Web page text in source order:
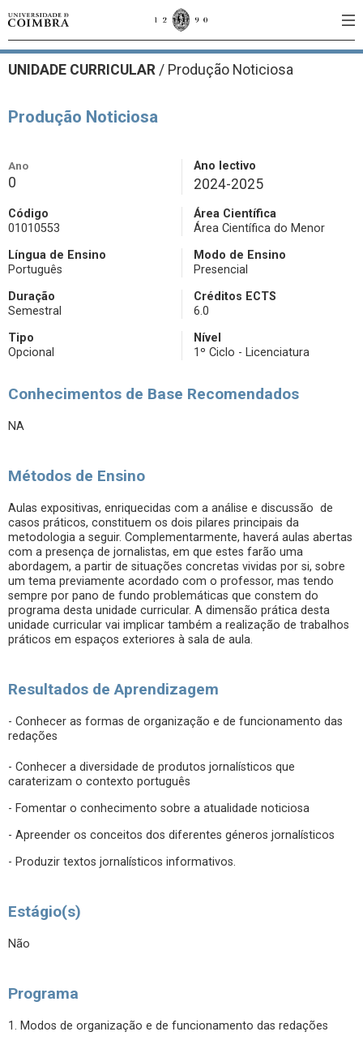
UNIDADE CURRICULAR / Produção Noticiosa
Produção Noticiosa
Ano
0
Ano lectivo
2024-2025
Código
01010553
Área Científica
Área Científica do Menor
Língua de Ensino
Português
Modo de Ensino
Presencial
Duração
Semestral
Créditos ECTS
6.0
Tipo
Opcional
Nível
1º Ciclo - Licenciatura
Conhecimentos de Base Recomendados
NA
Métodos de Ensino
Aulas expositivas, enriquecidas com a análise e discussão de
casos práticos, constituem os dois pilares principais da
metodologia a seguir. Complementarmente, haverá aulas abertas
com a presença de jornalistas, em que estes farão uma
abordagem, a partir de situações concretas vividas por si, sobre
um tema previamente acordado com o professor, mas tendo
sempre por pano de fundo problemáticas que constem do
programa desta unidade curricular. A dimensão prática desta
unidade curricular vai implicar também a realização de trabalhos
práticos em espaços exteriores à sala de aula.
Resultados de Aprendizagem
- Conhecer as formas de organização e de funcionamento das
redações
- Conhecer a diversidade de produtos jornalísticos que
caraterizam o contexto português
- Fomentar o conhecimento sobre a atualidade noticiosa
- Apreender os conceitos dos diferentes géneros jornalísticos
- Produzir textos jornalísticos informativos.
Estágio(s)
Não
Programa
1. Modos de organização e de funcionamento das redações